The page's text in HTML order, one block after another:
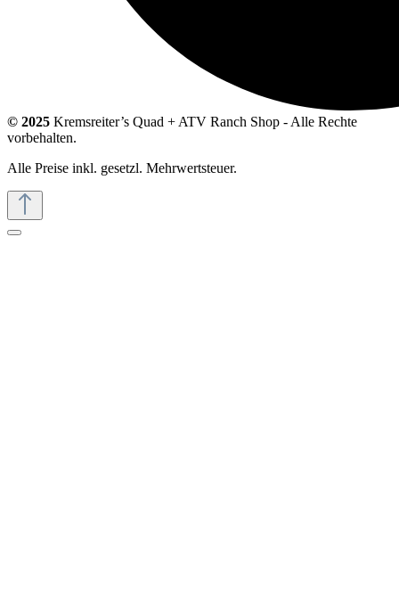
© 2025 Kremsreiter’s Quad + ATV Ranch Shop - Alle Rechte
vorbehalten.
Alle Preise inkl. gesetzl. Mehrwertsteuer.